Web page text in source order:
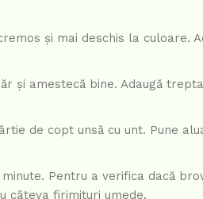
și mai deschis la culoare.
și amestecă bine. Adaugă
de copt unsă cu unt. Pune
Pentru a verifica dacă
câteva firimituri umede.